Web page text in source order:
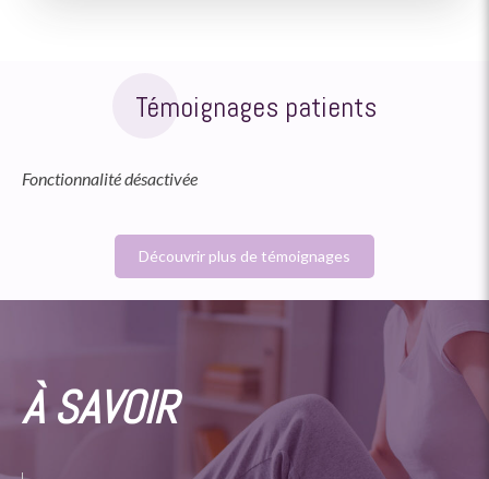
Témoignages patients
Fonctionnalité désactivée
Découvrir plus de témoignages
À SAVOIR